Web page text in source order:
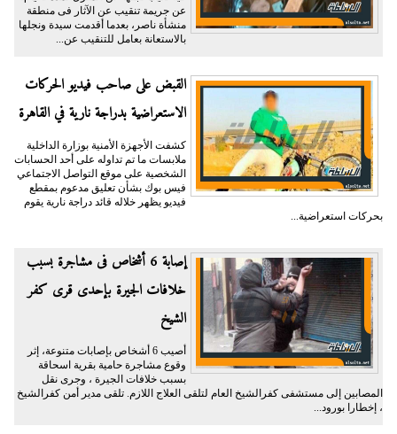
عن جريمة تنقيب عن الآثار فى منطقة
منشأة ناصر، بعدما أقدمت سيدة ونجلها
بالاستعانة بعامل للتنقيب عن...
القبض على صاحب فيديو الحركات
الاستعراضية بدراجة نارية في القاهرة
كشفت الأجهزة الأمنية بوزارة الداخلية
ملابسات ما تم تداوله على أحد الحسابات
الشخصية على موقع التواصل الاجتماعي
فيس بوك بشأن تعليق مدعوم بمقطع
فيديو يظهر خلاله قائد دراجة نارية يقوم
بحركات استعراضية...
إصابة 6 أشخاص فى مشاجرة بسبب
خلافات الجيرة بإحدى قرى كفر
الشيخ
أصيب 6 أشخاص بإصابات متنوعة، إثر
وقوع مشاجرة حامية بقرية اسحاقة
بسبب خلافات الجيرة ، وجرى نقل
المصابين إلى مستشفى كفرالشيخ العام لتلقى العلاج اللازم. تلقى مدير أمن كفرالشيخ
، إخطارا بورود...